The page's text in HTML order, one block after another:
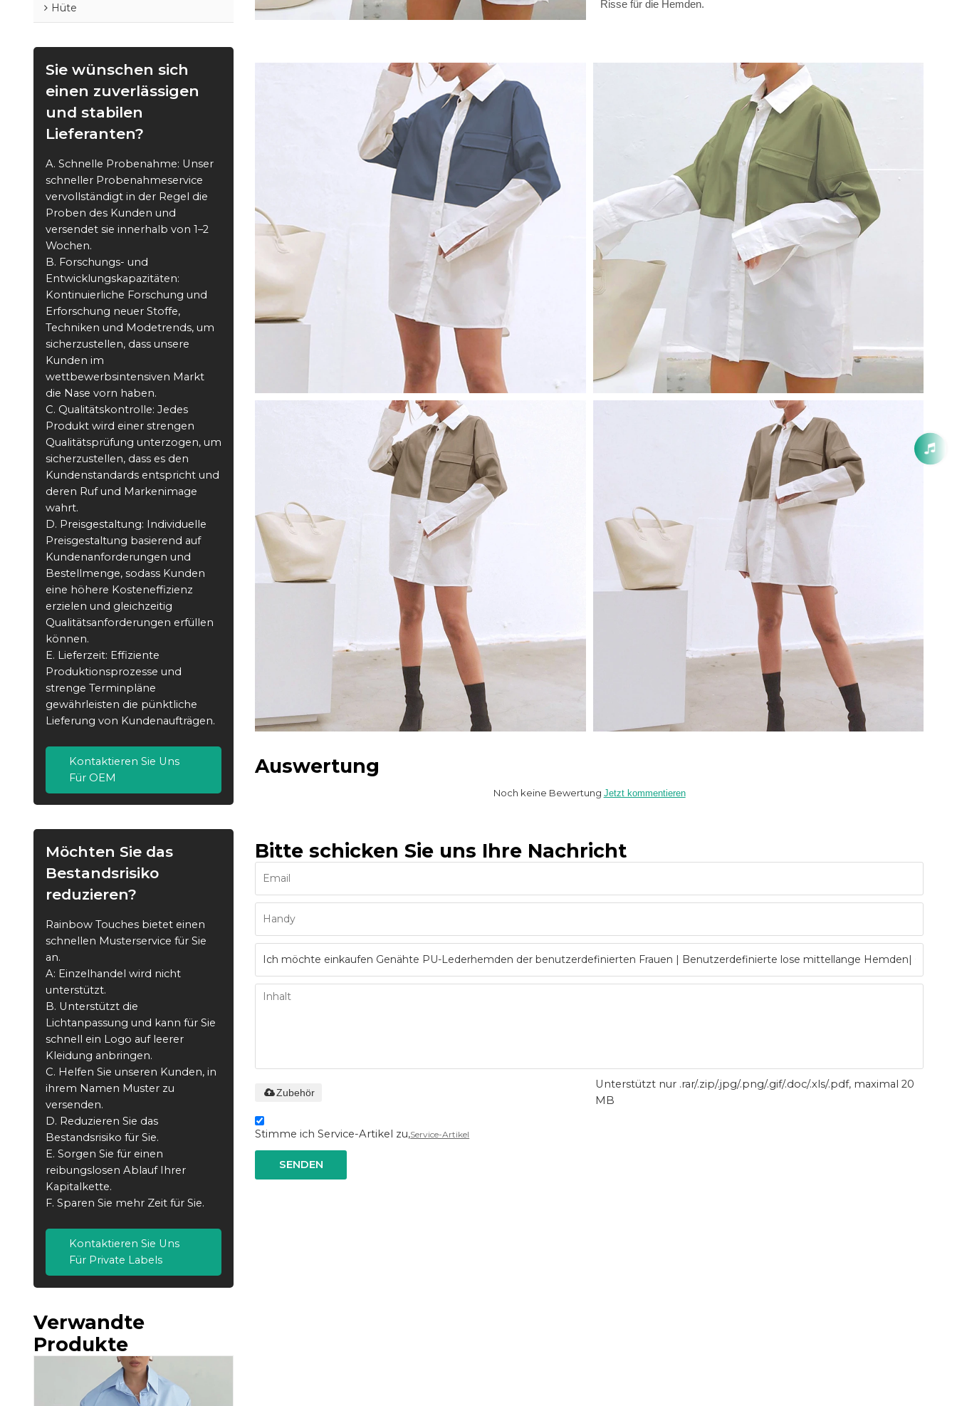
Hüte
Sie wünschen sich
einen zuverlässigen
und stabilen
Lieferanten?
A. Schnelle Probenahme: Unser
schneller Probenahmeservice
vervollständigt in der Regel die
Proben des Kunden und
versendet sie innerhalb von 1–2
Wochen.
B. Forschungs- und
Entwicklungskapazitäten:
Kontinuierliche Forschung und
Erforschung neuer Stoffe,
Techniken und Modetrends, um
sicherzustellen, dass unsere
Kunden im
wettbewerbsintensiven Markt
die Nase vorn haben.
C. Qualitätskontrolle: Jedes
Produkt wird einer strengen
Qualitätsprüfung unterzogen, um
sicherzustellen, dass es den
Kundenstandards entspricht und
deren Ruf und Markenimage
wahrt.
D. Preisgestaltung: Individuelle
Preisgestaltung basierend auf
Kundenanforderungen und
Bestellmenge, sodass Kunden
eine höhere Kosteneffizienz
erzielen und gleichzeitig
Qualitätsanforderungen erfüllen
können.
E. Lieferzeit: Effiziente
Produktionsprozesse und
strenge Terminpläne
gewährleisten die pünktliche
Lieferung von Kundenaufträgen.
Kontaktieren Sie Uns
Für OEM
Möchten Sie das
Bestandsrisiko
reduzieren?
Rainbow Touches bietet einen
schnellen Musterservice für Sie
an.
A: Einzelhandel wird nicht
unterstützt.
B. Unterstützt die
Lichtanpassung und kann für Sie
schnell ein Logo auf leerer
Kleidung anbringen.
C. Helfen Sie unseren Kunden, in
ihrem Namen Muster zu
versenden.
D. Reduzieren Sie das
Bestandsrisiko für Sie.
E. Sorgen Sie für einen
reibungslosen Ablauf Ihrer
Kapitalkette.
F. Sparen Sie mehr Zeit für Sie.
Kontaktieren Sie Uns
Für Private Labels
Verwandte
Produkte
Risse für die Hemden.
Auswertung
Noch keine Bewertung Jetzt kommentieren
Bitte schicken Sie uns Ihre Nachricht
Unterstützt nur .rar/.zip/.jpg/.png/.gif/.doc/.xls/.pdf, maximal 20
MB
Zubehör
Stimme ich Service-Artikel zu,Service-Artikel
SENDEN